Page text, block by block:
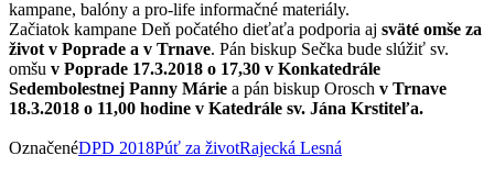
kampane, balóny a pro-life informačné materiály.
Začiatok kampane Deň počatého dieťaťa podporia aj sväté omše za
život v Poprade a v Trnave. Pán biskup Sečka bude slúžiť sv.
omšu v Poprade 17.3.2018 o 17,30 v Konkatedrále
Sedembolestnej Panny Márie a pán biskup Orosch v Trnave
18.3.2018 o 11,00 hodine v Katedrále sv. Jána Krstiteľa.
OznačenéDPD 2018Púť za životRajecká Lesná